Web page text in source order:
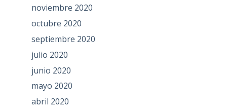
noviembre 2020
octubre 2020
septiembre 2020
julio 2020
junio 2020
mayo 2020
abril 2020